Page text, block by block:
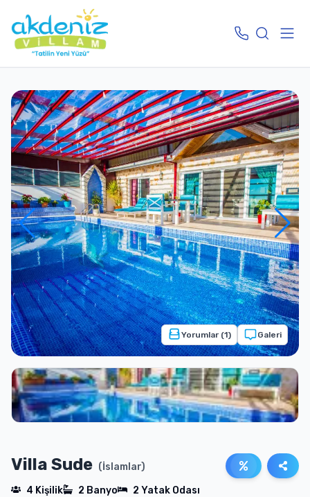
Yorumlar (1) Galeri
Villa Sude (İslamlar)
4 Kişilik 2 Banyo 2 Yatak Odası